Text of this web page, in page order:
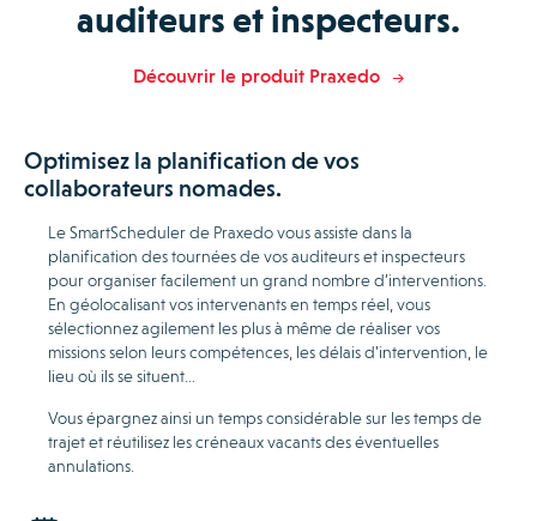
auditeurs et inspecteurs.
Découvrir le produit Praxedo
Optimisez la planification de vos
collaborateurs nomades.
Le SmartScheduler de Praxedo vous assiste dans la
planification des tournées de vos auditeurs et inspecteurs
pour organiser facilement un grand nombre d’interventions.
En géolocalisant vos intervenants en temps réel, vous
sélectionnez agilement les plus à même de réaliser vos
missions selon leurs compétences, les délais d’intervention, le
lieu où ils se situent…
Vous épargnez ainsi un temps considérable sur les temps de
trajet et réutilisez les créneaux vacants des éventuelles
annulations.